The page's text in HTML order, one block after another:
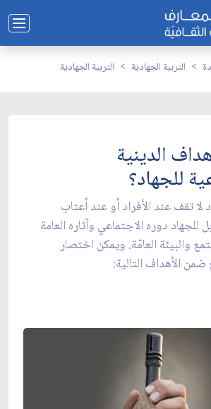
التربية الجهادية التربية الجهادية
الدينية
للجهاد؟
لا تقف عند الأفراد أو عند أعتاب
للجهاد دوره الاجتماعي وآثاره العامة
والبيئة العامّة. ويمكن اختصار
الأهداف التالية: